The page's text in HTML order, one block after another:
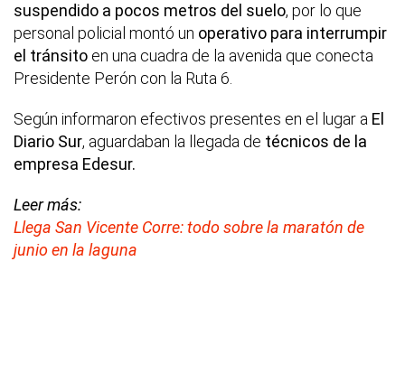
suspendido a pocos metros del suelo, por lo que
personal policial montó un operativo para interrumpir
el tránsito en una cuadra de la avenida que conecta
Presidente Perón con la Ruta 6.
Según informaron efectivos presentes en el lugar a El
Diario Sur, aguardaban la llegada de técnicos de la
empresa Edesur.
Leer más:
Llega San Vicente Corre: todo sobre la maratón de
junio en la laguna